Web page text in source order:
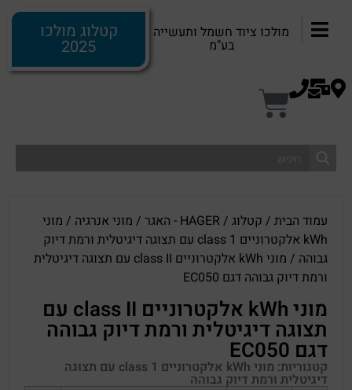
מולכו ציוד חשמל ותעשייה
בע"מ
קטלוג מולכו
2025
עמוד הבית / קטלוג /HAGER - האגר / מוני אנרגיה / מוני
kWh אלקטרוניים class 1 עם תצוגה דיגיטלית ורמת דיוק
גבוהה
/ מוני kWh אלקטרוניים class II עם תצוגה דיגיטלית
ורמת דיוק גבוהה דגם EC050
מוני kWh אלקטרוניים class II עם
תצוגה דיגיטלית ורמת דיוק גבוהה
דגם EC050
קטגוריות: מוני kWh אלקטרוניים class 1 עם תצוגה
דיגיטלית ורמת דיוק גבוהה